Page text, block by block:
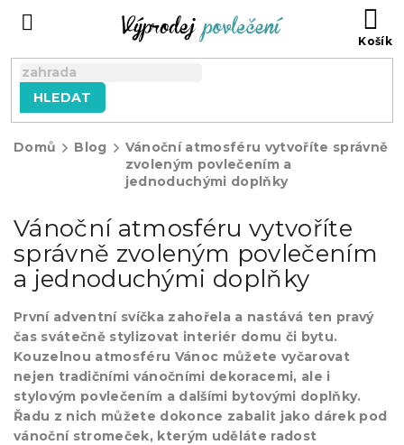
HLEDAT
Domů Blog
Vánoční atmosféru vytvoříte správně
zvoleným povlečením a
jednoduchými doplňky
Vánoční atmosféru vytvoříte
správně zvoleným povlečením
a jednoduchými doplňky
První adventní svíčka zahořela a nastává ten pravý
čas svátečně stylizovat interiér domu či bytu.
Kouzelnou atmosféru Vánoc můžete vyčarovat
nejen tradičními vánočními dekoracemi, ale i
stylovým povlečením a dalšími bytovými doplňky.
Řadu z nich můžete dokonce zabalit jako dárek pod
vánoční stromeček, kterým uděláte radost